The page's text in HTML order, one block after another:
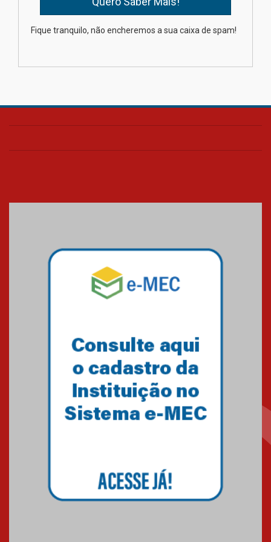
na educação dos filhos além da
Fique tranquilo, não encheremos a sua caixa de spam!